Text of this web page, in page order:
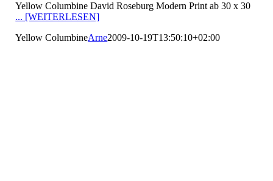
Yellow Columbine David Roseburg Modern Print ab 30 x 30
... [WEITERLESEN]
Yellow ColumbineArne2009-10-19T13:50:10+02:00